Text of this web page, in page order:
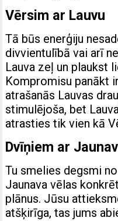
Vērsim ar Lauvu
Tā būs enerģiju
divvientulībā vai arī
Lauva zeļ un plaukst
Kompromisu panākt
atrašanās Lauvas
stimulējoša, bet
atrasties tik vien kā
Dvīņiem ar
Tu smelies degsmi
Jaunava vēlas
plānus. Jūsu
atšķirīga, tas jums